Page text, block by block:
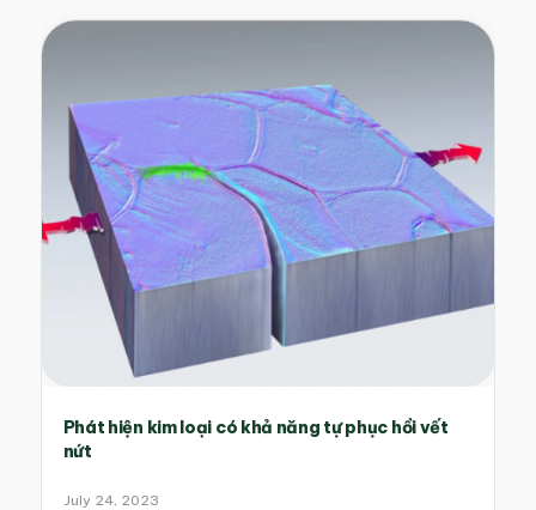
Phát hiện kim loại có khả năng tự phục hồi vết
nứt
July 24, 2023